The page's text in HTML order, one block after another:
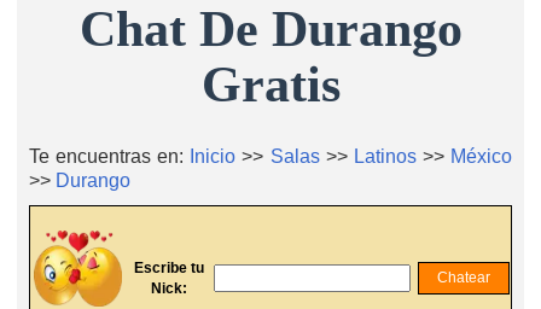
Chat De Durango
Gratis
Te encuentras en: Inicio >> Salas>> Latinos>> México
>> Durango
Escribe tu
Nick: